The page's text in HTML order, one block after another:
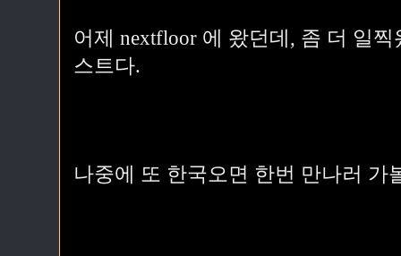
어제 nextfloor 에 왔던데, 좀 더 일
스트다.
나중에 또 한국오면 한번 만나러 가